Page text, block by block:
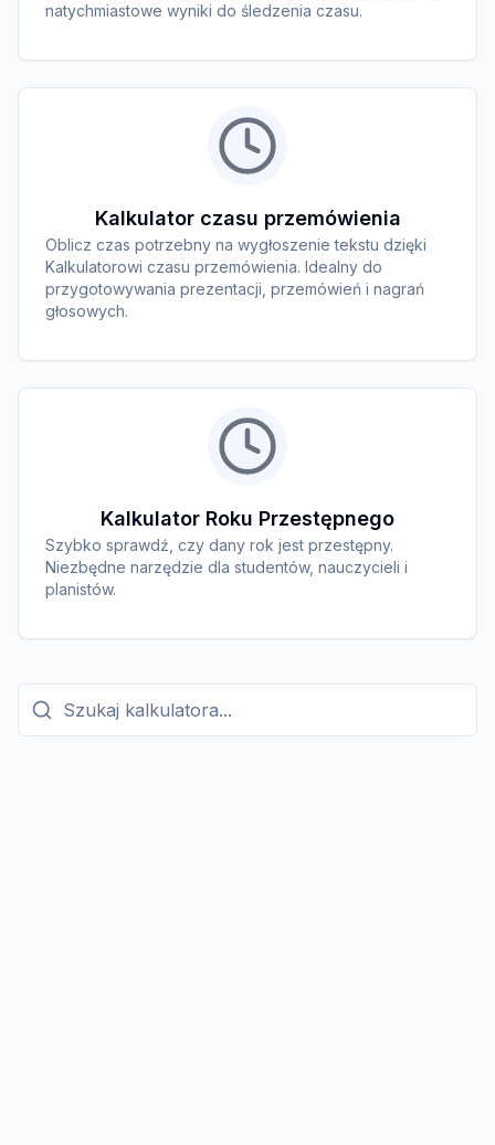
natychmiastowe wyniki do śledzenia czasu.
Kalkulator czasu przemówienia
Oblicz czas potrzebny na wygłoszenie tekstu dzięki
Kalkulatorowi czasu przemówienia. Idealny do
przygotowywania prezentacji, przemówień i nagrań
głosowych.
Kalkulator Roku Przestępnego
Szybko sprawdź, czy dany rok jest przestępny.
Niezbędne narzędzie dla studentów, nauczycieli i
planistów.